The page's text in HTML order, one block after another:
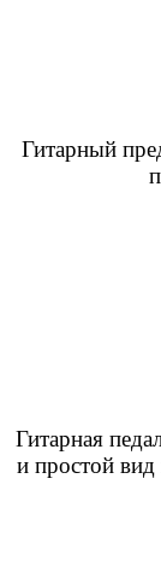
Гитарный
Гитарная
и простой вид